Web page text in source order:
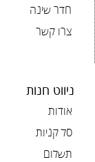
חדר שינה
צרו קשר
ניווט חנות
אודות
סל קניות
תשלום